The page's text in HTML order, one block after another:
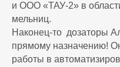
и ООО «ТАУ-2» в
мельниц.
Наконец-то дозаторы
прямому назначению!
работы в